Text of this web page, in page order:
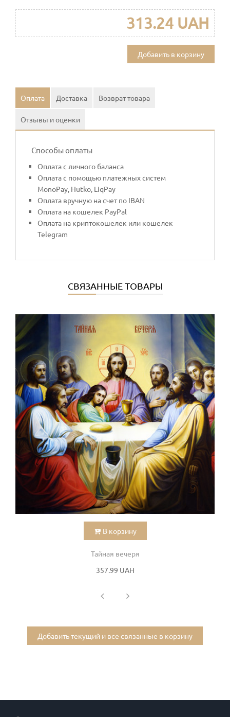
313.24 UAH
Добавить в корзину
Оплата Доставка Возврат товара
Отзывы и оценки
Способы оплаты
Оплата с личного баланса
Оплата с помощью платежных систем
MonoPay, Hutko, LiqPay
Оплата вручную на счет по IBAN
Оплата на кошелек PayPal
Оплата на криптокошелек или кошелек
Telegram
СВЯЗАННЫЕ ТОВАРЫ
В корзину
Тайная вечеря
357.99 UAH
Добавить текущий и все связанные в корзину